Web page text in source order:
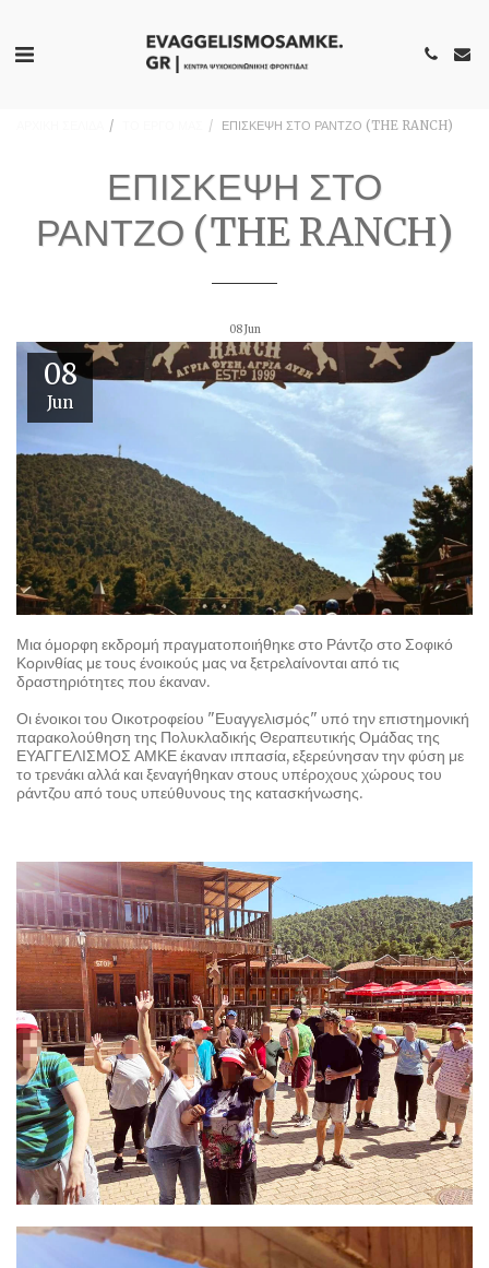
ΕΠΙΣΚΕΨΗ ΣΤΟ ΡΑΝΤΖΟ (THE RANCH)
ΕΠΙΣΚΕΨΗ ΣΤΟ
ΡΑΝΤΖΟ (THE RANCH)
08Jun
08
Jun
Μια όμορφη εκδρομή πραγματοποιήθηκε στο Ράντζο στο Σοφικό
Κορινθίας με τους ένοικούς μας να ξετρελαίνονται από τις
δραστηριότητες που έκαναν.
Οι ένοικοι του Οικοτροφείου "Ευαγγελισμός" υπό την επιστημονική
παρακολούθηση της Πολυκλαδικής Θεραπευτικής Ομάδας της
ΕΥΑΓΓΕΛΙΣΜΟΣ ΑΜΚΕ έκαναν ιππασία, εξερεύνησαν την φύση με
το τρενάκι αλλά και ξεναγήθηκαν στους υπέροχους χώρους του
ράντζου από τους υπεύθυνους της κατασκήνωσης.